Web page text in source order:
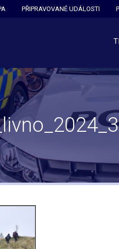
PŘIPRAVOVANÉ UDÁLOSTI